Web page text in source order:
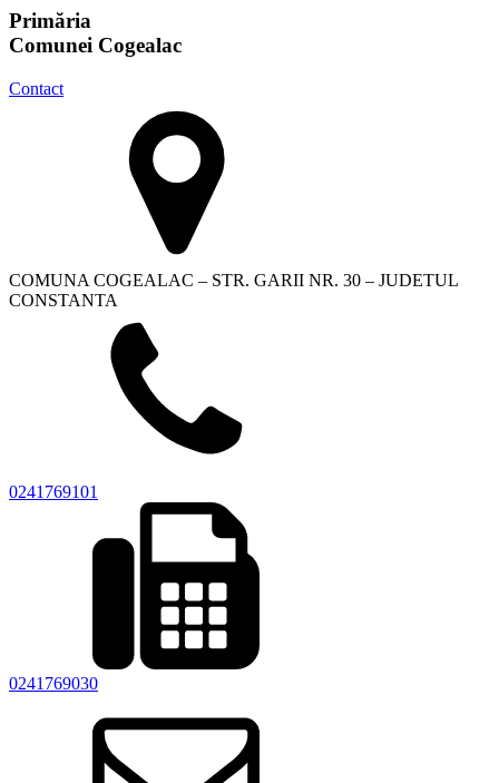
Primăria
Comunei Cogealac
Contact
COMUNA COGEALAC – STR. GARII NR. 30 – JUDETUL
CONSTANTA
0241769101
0241769030